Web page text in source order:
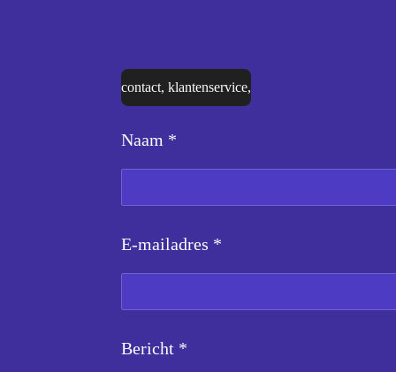
contact, klantenservice,
Naam *
E-mailadres *
Bericht *